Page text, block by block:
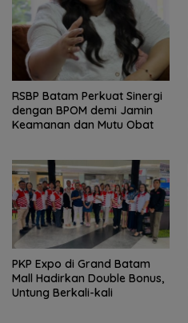
RSBP Batam Perkuat Sinergi
dengan BPOM demi Jamin
Keamanan dan Mutu Obat
PKP Expo di Grand Batam
Mall Hadirkan Double Bonus,
Untung Berkali-kali